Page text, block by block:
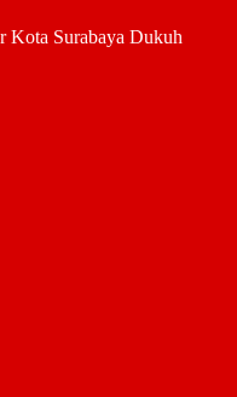
Kota Surabaya Dukuh